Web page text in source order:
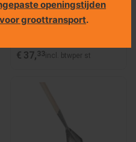
FATMAX PRO-STACK
delig
€ 37, 33 incl. btwper st
openingstijden
groottransport.